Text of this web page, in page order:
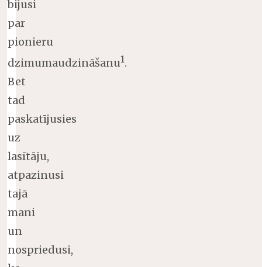
bijusi
par
pionieru
dzimumaudzināšanu1.
Bet
tad
paskatījusies
uz
lasītāju,
atpazinusi
tajā
mani
un
nospriedusi,